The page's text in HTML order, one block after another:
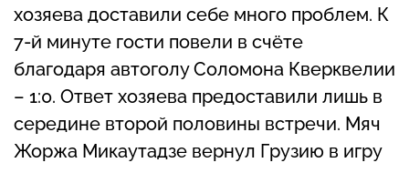
хозяева доставили себе много проблем. К
7-й минуте гости повели в счёте
благодаря автоголу Соломона Кверквелии
– 1:0. Ответ хозяева предоставили лишь в
середине второй половины встречи. Мяч
Жоржа Микаутадзе вернул Грузию в игру